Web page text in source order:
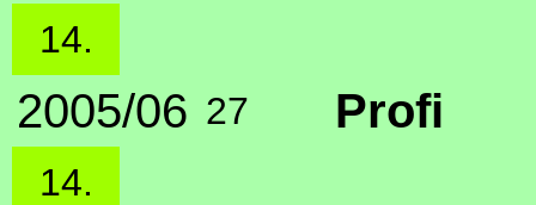
14.
2005/06 27 Profi
14.